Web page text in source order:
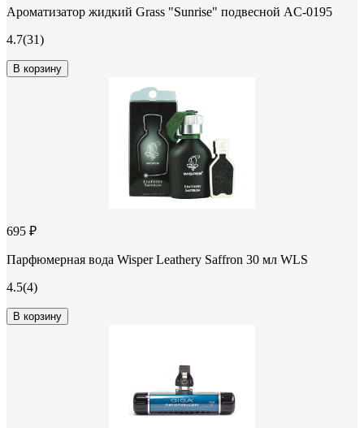
Ароматизатор жидкий Grass "Sunrise" подвесной AC-0195
4.7(31)
В корзину
695 ₽
Парфюмерная вода Wisper Leathery Saffron 30 мл WLS
4.5(4)
В корзину